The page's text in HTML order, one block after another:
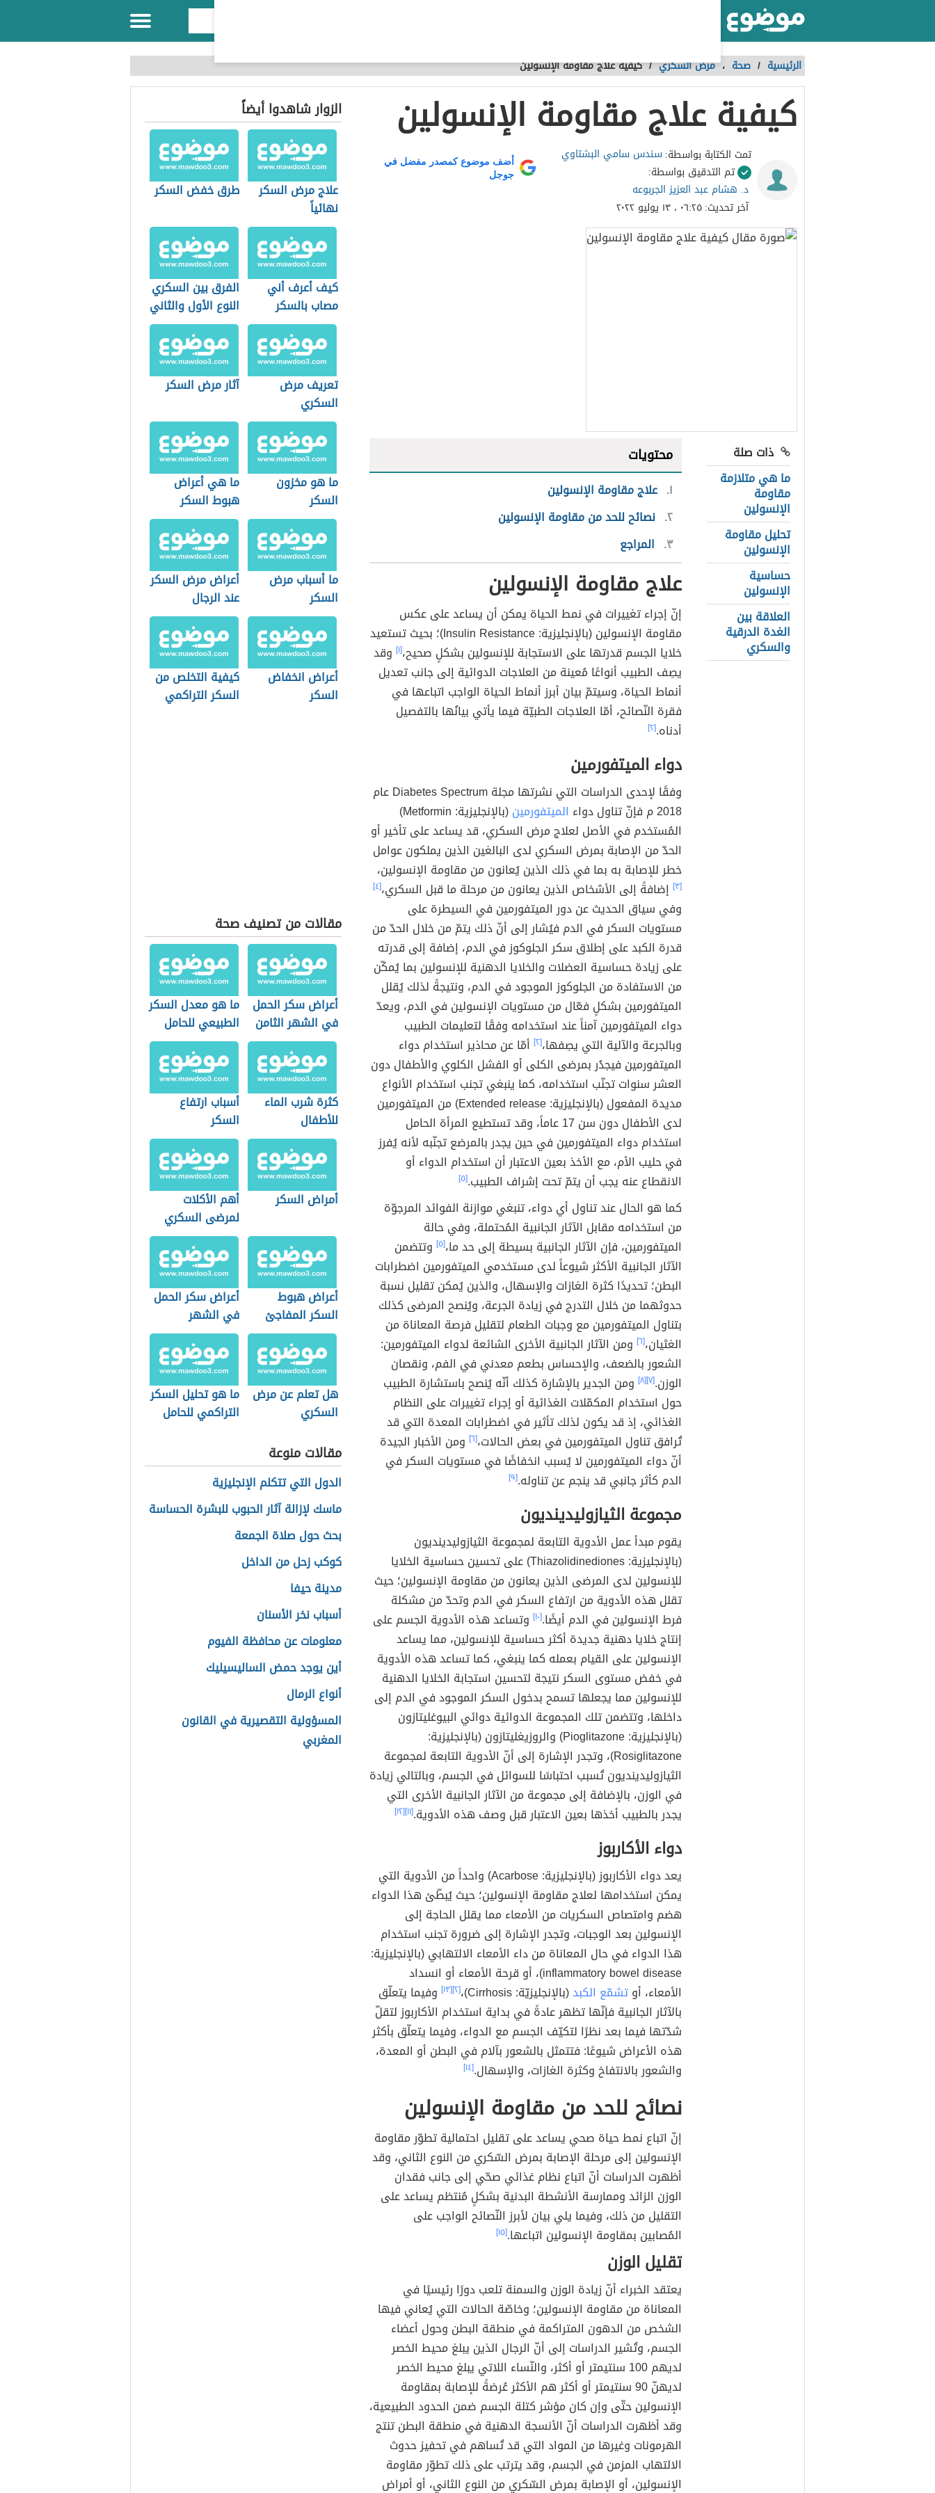
الرئيسية / صحة ،مرض السكري /كيفية علاج مقاومة الإنسولين
كيفية علاج مقاومة الإنسولين
تمت الكتابة بواسطة:سندس سامي البشتاوي
تم التدقيق بواسطة:
د. هشام عبد العزيز الجربوعه
آخر تحديث:٠٦:٢٥ ، ١٣ يوليو ٢٠٢٢
أضف موضوع كمصدر مفضل في
جوجل
ذات صلة
ما هي متلازمة
مقاومة
الإنسولين
تحليل مقاومة
الإنسولين
حساسية
الإنسولين
العلاقة بين
الغدة الدرقية
والسكري
محتويات
١ علاج مقاومة الإنسولين
٢ نصائح للحد من مقاومة الإنسولين
٣ المراجع
علاج مقاومة الإنسولين
إنّ إجراء تغييرات في نمط الحياة يمكن أن يساعد على عكس
مقاومة الإنسولين (بالإنجليزية: Insulin Resistance)؛ بحيث تستعيد
خلايا الجسم قدرتها على الاستجابة للإنسولين بشكلٍ صحيح،[١] وقد
يصِف الطبيب أنواعًا مُعينة من العلاجات الدوائية إلى جانب تعديل
أنماط الحياة، وسيتمّ بيان أبرز أنماط الحياة الواجب اتباعها في
فقرة النّصائح، أمّا العلاجات الطبيّة فيما يأتي بيانُها بالتفصيل
أدناه.[٢]
دواء الميتفورمين
وفقًا لإحدى الدراسات التي نشرتها مجلة Diabetes Spectrum عام
2018 م فإنّ تناول دواء
الميتفورمين
(بالإنجليزية: Metformin)
المُستخدم في الأصل لعلاج مرض السكري، قد يساعد على تأخير أو
الحدّ من الإصابة بمرض السكري لدى البالغين الذين يملكون عوامل
خطر للإصابة به بما في ذلك الذين يُعانون من مقاومة الإنسولين،
[٣] إضافةً إلى الأشخاص الذين يعانون من مرحلة ما قبل السكري،[٤]
وفي سياق الحديث عن دور الميتفورمين في السيطرة على
مستويات السكر في الدم فيُشار إلى أنّ ذلك يتمّ من خلال الحدّ من
قدرة الكبد على إطلاق سكر الجلوكوز في الدم، إضافة إلى قدرته
على زيادة حساسية العضلات والخلايا الدهنية للإنسولين بما يُمكّن
من الاستفادة من الجلوكوز الموجود في الدم، ونتيجةً لذلك يُقلل
الميتفورمين بشكلٍ فعّال من مستويات الإنسولين في الدم، ويعدّ
دواء الميتفورمين آمناً عند استخدامه وفقًا لتعليمات الطبيب
وبالجرعة والآلية التي يصِفها،[٢]
أمّا عن محاذير استخدام دواء
الميتفورمين فيجدُر بمرضى الكلى أو الفشل الكلوي والأطفال دون
العشر سنوات تجنّب استخدامه، كما ينبغي تجنب استخدام الأنواع
مديدة المفعول (بالإنجليزية: Extended release) من الميتفورمين
لدى الأطفال دون سن 17 عاماً، وقد تستطيع المرأة الحامل
استخدام دواء الميتفورمين في حين يجدر بالمرضع تجنّبه لأنه يُفرز
في حليب الأم، مع الأخذ بعين الاعتبار أن استخدام الدواء أو
الانقطاع عنه يجب أن يتمّ تحت إشراف الطبيب.[٥]
كما هو الحال عند تناول أي دواء، تنبغي موازنة الفوائد المرجوّة
من استخدامه مقابل الآثار الجانبية المُحتملة، وفي حالة
الميتفورمين، فإن الآثار الجانبية بسيطة إلى حد ما،[٥]
وتتضمن
الآثار الجانبية الأكثر شيوعاً لدى مستخدمي الميتفورمين اضطرابات
البطن؛ تحديدًا كثرة الغازات والإسهال، والذين يُمكن تقليل نسبة
حدوثهما من خلال التدرج في زيادة الجرعة، ويُنصح المرضى كذلك
بتناول الميتفورمين مع وجبات الطعام لتقليل فرصة المعاناة من
الغثيان،[٦]
ومن الآثار الجانبية الأخرى الشائعة لدواء الميتفورمين:
الشعور بالضعف، والإحساس بطعم معدني في الفم، ونقصان
الوزن.[٧] [٨]
ومن الجدير بالإشارة كذلك أنّه يُنصح باستشارة الطبيب
حول استخدام المكمّلات الغذائية أو إجراء تغييرات على النظام
الغذائي، إذ قد يكون لذلك تأثير في اضطرابات المعدة التي قد
تُرافق تناول الميتفورمين في بعض الحالات،[٦]
ومن الأخبار الجيدة
أنّ دواء الميتفورمين لا يُسبب انخفاضًا في مستويات السكر في
الدم كأثر جانبي قد ينجم عن تناوله.[٩]
مجموعة الثيازوليدينديون
يقوم مبدأ عمل الأدوية التابعة لمجموعة الثيازوليدينديون
(بالإنجليزية: Thiazolidinediones) على تحسين حساسية الخلايا
للإنسولين لدى المرضى الذين يعانون من مقاومة الإنسولين؛ حيث
تقلل هذه الأدوية من ارتفاع السكر في الدم وتحدّ من مشكلة
فرط الإنسولين في الدم أيضًا.[١٠]
وتساعد هذه الأدوية الجسم على
إنتاج خلايا دهنية جديدة أكثر حساسية للإنسولين، مما يساعد
الإنسولين على القيام بعمله كما ينبغي، كما تساعد هذه الأدوية
في خفض مستوى السكر نتيجة لتحسين استجابة الخلايا الدهنية
للإنسولين مما يجعلها تسمح بدخول السكر الموجود في الدم إلى
داخلها، وتتضمن تلك المجموعة الدوائية دوائي البيوغليتازون
(بالإنجليزية: Pioglitazone) والروزيغليتازون (بالإنجليزية:
Rosiglitazone)، وتجدر الإشارة إلى أنّ الأدوية التابعة لمجموعة
الثيازوليدينديون تُسبب احتباسًا للسوائل في الجسم، وبالتالي زيادة
في الوزن، بالإضافة إلى مجموعة من الآثار الجانبية الأخرى التي
يجدر بالطبيب أخذها بعين الاعتبار قبل وصف هذه الأدوية.[١١] [١٢]
دواء الأكاربوز
يعد دواء الأكاربوز (بالإنجليزية: Acarbose) واحداً من الأدوية التي
يمكن استخدامها لعلاج مقاومة الإنسولين؛ حيث يُبطّئ هذا الدواء
هضم وامتصاص السكريات من الأمعاء مما يقلل الحاجة إلى
الإنسولين بعد الوجبات، وتجدر الإشارة إلى ضرورة تجنب استخدام
هذا الدواء في حال المعاناة من داء الأمعاء الالتهابي (بالإنجليزية:
inflammatory bowel disease)، أو قرحة الأمعاء أو انسداد
الأمعاء، أوتشمّع الكبد(بالإنجليزيّة: Cirrhosis)، [٢] [١٣]
وفيما يتعلّق
بالآثار الجانبية فإنّها تظهر عادةً في بداية استخدام الأكاربوز لتقلّ
شدّتها فيما بعد نظرًا لتكيّف الجسم مع الدواء، وفيما يتعلّق بأكثر
هذه الأعراض شيوعًا: فتتمثل بالشعور بآلام في البطن أو المعدة،
والشعور بالانتفاخ وكثرة الغازات، والإسهال.[١٤]
نصائح للحد من مقاومة الإنسولين
إنّ اتباع نمط حياة صحي يساعد على تقليل احتمالية تطوّر مقاومة
الإنسولين إلى مرحلة الإصابة بمرض السّكري من النوع الثاني، وقد
أظهرت الدراسات أنّ اتباع نظام غذائي صحّي إلى جانب فقدان
الوزن الزائد وممارسة الأنشطة البدنية بشكلٍ مُنتظم يساعد على
التقليل من ذلك، وفيما يلي بيان لأبرز النّصائح الواجب على
المُصابين بمقاومة الإنسولين اتباعها.[١٥]
تقليل الوزن
يعتقد الخبراء أنّ زيادة الوزن والسمنة تلعب دورًا رئيسيًا في
المعاناة من مقاومة الإنسولين؛ وخاصّة الحالات التي يُعاني فيها
الشخص من الدهون المتراكمة في منطقة البطن وحول أعضاء
الجسم، وتُشير الدراسات إلى أنّ الرجال الذين يبلغ محيط الخصر
لديهم 100 سنتيمتر أو أكثر، والنّساء اللاتي يبلغ محيط الخصر
لديهنّ 90 سنتيمتر أو أكثر هم الأكثر عُرضةً للإصابة بمقاومة
الإنسولين حتّى وإن كان مؤشر كتلة الجسم ضمن الحدود الطبيعية،
وقد أظهرت الدراسات أنّ الأنسجة الدهنية في منطقة البطن تنتج
الهرمونات وغيرها من المواد التي قد تُساهم في تحفيز حدوث
الالتهاب المزمن في الجسم، وقد يترتب على ذلك تطوّر مقاومة
الإنسولين، أو الإصابة بمرض السّكري من النوع الثاني، أو أمراض
الزوار شاهدوا أيضاً
علاج مرض السكر
نهائياً
طرق خفض السكر
كيف أعرف أني
مصاب بالسكر
الفرق بين السكري
النوع الأول والثاني
تعريف مرض
السكري
آثار مرض السكر
ما هو مخزون
السكر
ما هي أعراض
هبوط السكر
ما أسباب مرض
السكر
أعراض مرض السكر
عند الرجال
أعراض انخفاض
السكر
كيفية التخلص من
السكر التراكمي
مقالات من تصنيف صحة
أعراض سكر الحمل
في الشهر الثامن
ما هو معدل السكر
الطبيعي للحامل
كثرة شرب الماء
للأطفال
أسباب ارتفاع
السكر
أمراض السكر
أهم الأكلات
لمرضى السكري
أعراض هبوط
السكر المفاجئ
أعراض سكر الحمل
في الشهر
السادس
هل تعلم عن مرض
السكري
ما هو تحليل السكر
التراكمي للحامل
مقالات منوعة
الدول التي تتكلم الإنجليزية
ماسك لإزالة آثار الحبوب للبشرة الحساسة
بحث حول صلاة الجمعة
كوكب زحل من الداخل
مدينة حيفا
أسباب نخر الأسنان
معلومات عن محافظة الفيوم
أين يوجد حمض الساليسيليك
أنواع الرمال
المسؤولية التقصيرية في القانون
المغربي